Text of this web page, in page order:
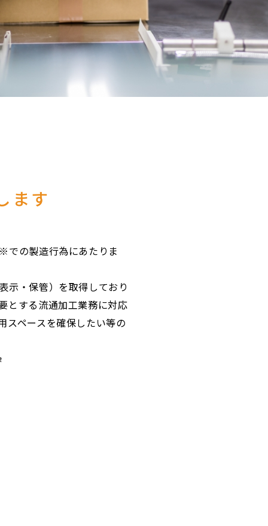
ます
での製造行為にあたりま
示・保管）を取得しており
とする流通加工業務に対応
スペースを確保したい等の